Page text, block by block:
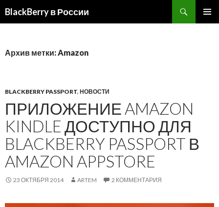
BlackBerry в России
Архив метки: Amazon
BLACKBERRY PASSPORT, НОВОСТИ
ПРИЛОЖЕНИЕ AMAZON
KINDLE ДОСТУПНО ДЛЯ
BLACKBERRY PASSPORT В
AMAZON APPSTORE
23 ОКТЯБРЯ 2014 ARTEM 2 КОММЕНТАРИЯ